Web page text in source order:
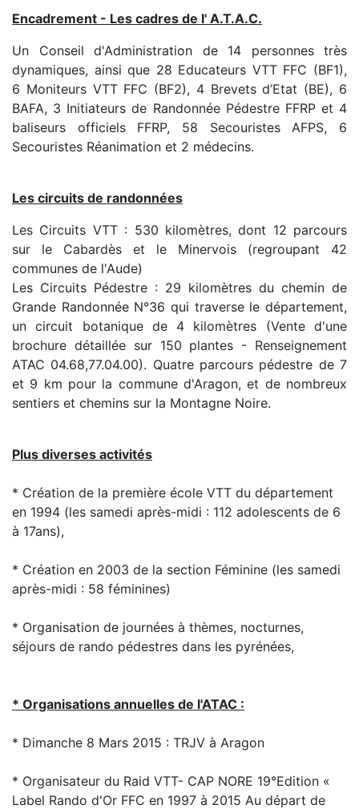
Encadrement - Les cadres de l' A.T.A.C.
Un Conseil d'Administration de 14 personnes très
dynamiques, ainsi que 28 Educateurs VTT FFC (BF1),
6 Moniteurs VTT FFC (BF2), 4 Brevets d’Etat (BE), 6
BAFA, 3 Initiateurs de Randonnée Pédestre FFRP et 4
baliseurs officiels FFRP, 58 Secouristes AFPS, 6
Secouristes Réanimation et 2 médecins.
Les circuits de randonnées
Les Circuits VTT : 530 kilomètres, dont 12 parcours
sur le Cabardès et le Minervois (regroupant 42
communes de l'Aude)
Les Circuits Pédestre : 29 kilomètres du chemin de
Grande Randonnée N°36 qui traverse le département,
un circuit botanique de 4 kilomètres (Vente d'une
brochure détaillée sur 150 plantes - Renseignement
ATAC 04.68,77.04.00). Quatre parcours pédestre de 7
et 9 km pour la commune d'Aragon, et de nombreux
sentiers et chemins sur la Montagne Noire.
Plus diverses activités
* Création de la première école VTT du département
en 1994 (les samedi après-midi : 112 adolescents de 6
à 17ans),
* Création en 2003 de la section Féminine (les samedi
après-midi : 58 féminines)
* Organisation de journées à thèmes, nocturnes,
séjours de rando pédestres dans les pyrénées,
* Organisations annuelles de l'ATAC :
* Dimanche 8 Mars 2015 : TRJV à Aragon
* Organisateur du Raid VTT- CAP NORE 19°Edition «
Label Rando d'Or FFC en 1997 à 2015 Au départ de